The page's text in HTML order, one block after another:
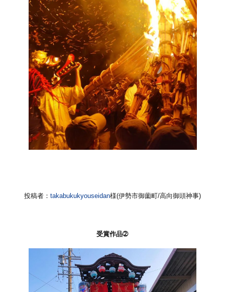
投稿者： takabukukyouseidan様(伊勢市御薗町/高向御頭神事)
受賞作品➁